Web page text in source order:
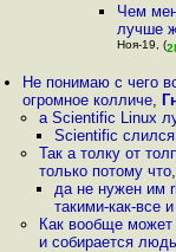
Чем
лучше
Ноя-19, (
Не понимаю с чего
огромное колличе,
а Scientific Linux
Scientific слился
Так а толку от
только потому что,
да не нужен им
такими-как-все
Как вообще может
и собирается